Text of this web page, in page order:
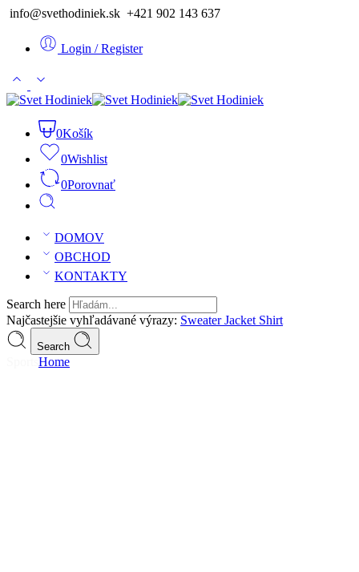
info@svethodiniek.sk +421 902 143 637
Login / Register
0Košík
0Wishlist
0Porovnať
DOMOV
OBCHOD
KONTAKTY
Search here
Najčastejšie vyhľadávané výrazy: SweaterJacket Shirt
Search
Home